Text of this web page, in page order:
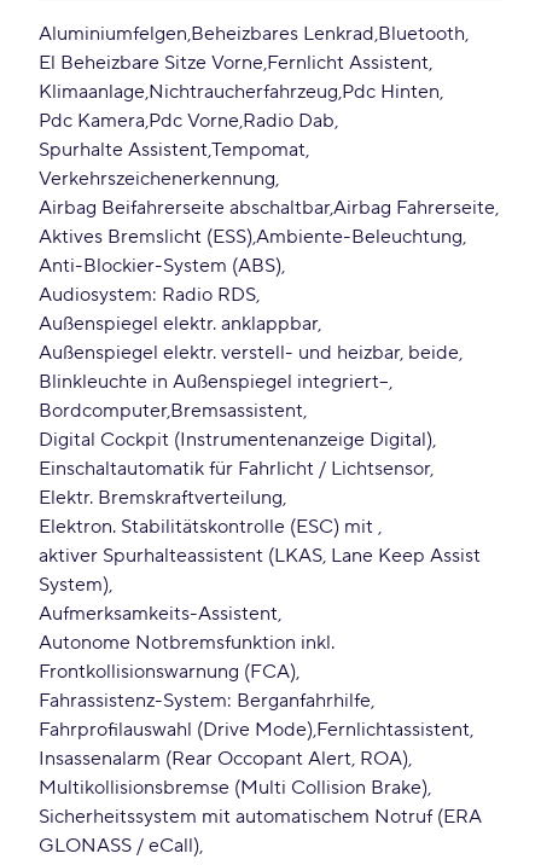
Aluminiumfelgen Beheizbares Lenkrad Bluetooth
El Beheizbare Sitze Vorne Fernlicht Assistent
Klimaanlage Nichtraucherfahrzeug Pdc Hinten
Pdc Kamera Pdc Vorne Radio Dab
Spurhalte AssistentTempomat
Verkehrszeichenerkennung
Airbag Beifahrerseite abschaltbarAirbag Fahrerseite
Aktives Bremslicht (ESS)Ambiente-Beleuchtung
Anti-Blockier-System (ABS)
Audiosystem: Radio RDS
Außenspiegel elektr. anklappbar
Außenspiegel elektr. verstell- und heizbar, beide
Blinkleuchte in Außenspiegel integriert--
Bordcomputer Bremsassistent
Digital Cockpit (Instrumentenanzeige Digital)
Einschaltautomatik für Fahrlicht / Lichtsensor
Elektr. Bremskraftverteilung
Elektron. Stabilitätskontrolle (ESC) mit
aktiver Spurhalteassistent (LKAS, Lane Keep Assist
System)
Aufmerksamkeits-Assistent
Autonome Notbremsfunktion inkl.
Frontkollisionswarnung (FCA)
Fahrassistenz-System: Berganfahrhilfe
Fahrprofilauswahl (Drive Mode) Fernlichtassistent
Insassenalarm (Rear Occopant Alert, ROA)
Multikollisionsbremse (Multi Collision Brake)
Sicherheitssystem mit automatischem Notruf (ERA
GLONASS / eCall)